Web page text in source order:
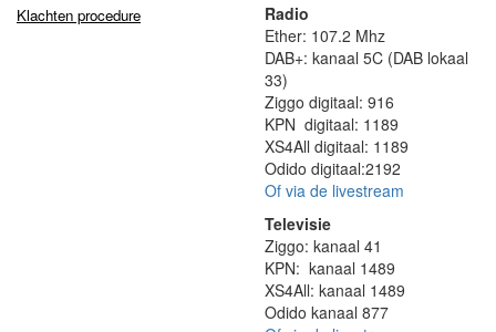
Klachten procedure
Radio
Ether: 107.2 Mhz
DAB+: kanaal 5C (DAB lokaal
33)
Ziggo digitaal: 916
KPN digitaal: 1189
XS4All digitaal: 1189
Odido digitaal:2192
Of via de livestream
Televisie
Ziggo: kanaal 41
KPN: kanaal 1489
XS4All: kanaal 1489
Odido kanaal 877